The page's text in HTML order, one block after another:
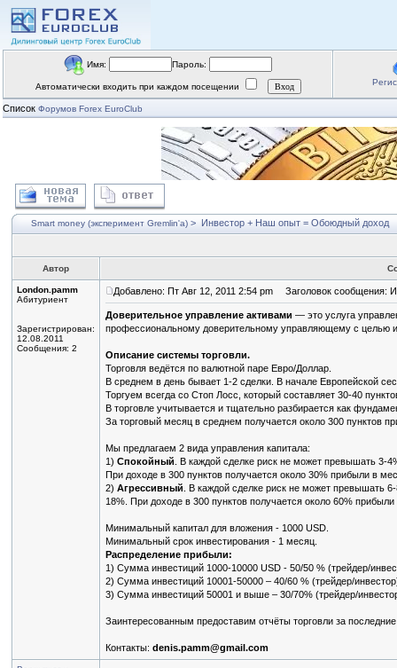
Имя: Пароль:
Автоматически входить при каждом посещении
Список Форумов Forex EuroClub
Smart money (эксперимент Gremlin'a) > Инвестор + Наш опыт = Обоюдный доход
Автор
London.pamm
Абитуриент
Зарегистрирован:
12.08.2011
Сообщения: 2
Добавлено: Пт Авг 12, 2011 2:54 pm Заголовок сообщения:
Доверительное управление активами — это услуга
профессиональному доверительному управляющему с целью
Описание системы торговли.
Торговля ведётся по валютной паре Евро/Доллар.
В среднем в день бывает 1-2 сделки. В начале Европейской
Торгуем всегда со Стоп Лосс, который составляет 30-40
В торговле учитывается и тщательно разбирается как
За торговый месяц в среднем получается около 300 пунктов
Мы предлагаем 2 вида управления капитала:
1) Спокойный . В каждой сделке риск не может превышать 3-
При доходе в 300 пунктов получается около 30% прибыли в
2) Агрессивный . В каждой сделке риск не может превышать
18%. При доходе в 300 пунктов получается около 60%
Минимальный капитал для вложения - 1000 USD.
Минимальный срок инвестирования - 1 месяц.
Распределение прибыли:
1) Сумма инвестиций 1000-10000 USD - 50/50 % (трейдер/
2) Сумма инвестиций 10001-50000 – 40/60 % (трейдер/
3) Сумма инвестиций 50001 и выше – 30/70% (трейдер/
Заинтересованным предоставим отчёты торговли за
Контакты: denis.pamm@gmail.com